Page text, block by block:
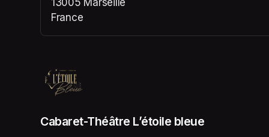
France
Cabaret-Théâtre L’étoile bleue